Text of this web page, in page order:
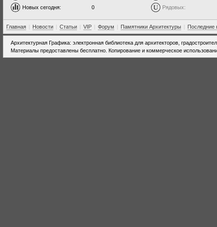
Новых сегодня:
0
Рядовых:
Главная | Новости | Статьи | VIP | Форум | Памятники Архитектуры | Последние
Архитектурная Графика: электронная библиотека для архитекторов,
Материалы предоставлены бесплатно. Копирование и коммерческое